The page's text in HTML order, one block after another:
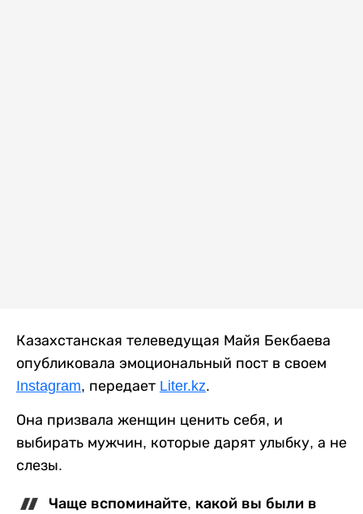
Казахстанская телеведущая Майя Бекбаева
опубликовала эмоциональный пост в своем
Instagram, передает Liter.kz.
Она призвала женщин ценить себя, и
выбирать мужчин, которые дарят улыбку, а не
слезы.
Чаще вспоминайте, какой вы были в